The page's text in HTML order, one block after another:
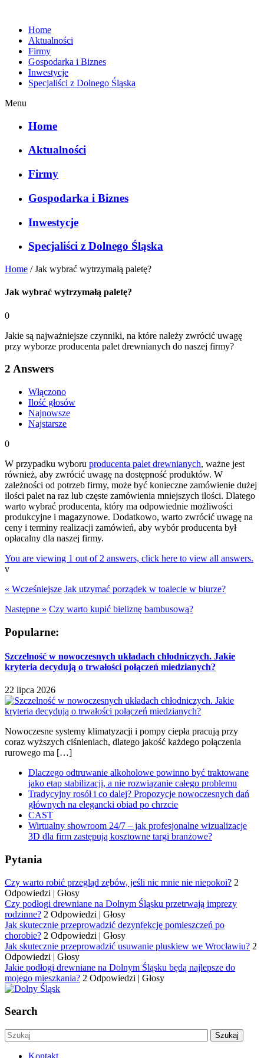
Home
Aktualności
Firmy
Gospodarka i Biznes
Inwestycje
Specjaliści z Dolnego Śląska
Menu
Home
Aktualności
Firmy
Gospodarka i Biznes
Inwestycje
Specjaliści z Dolnego Śląska
Home /Jak wybrać wytrzymałą paletę?
Jak wybrać wytrzymałą paletę?
0
Jakie są najważniejsze czynniki, na które należy zwrócić uwagę
przy wyborze producenta palet drewnianych do naszej firmy?
2 Answers
Włączono
Ilość głosów
Najnowsze
Najstarsze
0
W przypadku wyboru producenta palet drewnianych, ważne jest
również, aby zwrócić uwagę na dostępność produktów. W
zależności od potrzeb firmy, może być konieczne zamówienie dużej
ilości palet na raz lub częste zamówienia mniejszych ilości. Dlatego
warto wybrać producenta, który ma odpowiednie możliwości
produkcyjne i magazynowe. Dodatkowo, warto zwrócić uwagę na
ceny i terminy realizacji zamówień, aby wybór producenta był
opłacalny dla naszej firmy.
You are viewing 1 out of 2 answers, click here to view all answers.
v
« Wcześniejsze Jak utzymać porządek w toalecie w biurze?
Następne » Czy warto kupić bieliznę bambusową?
Popularne:
Szczelność w nowoczesnych układach chłodniczych. Jakie
kryteria decydują o trwałości połączeń miedzianych?
22 lipca 2026
Nowoczesne systemy klimatyzacji i pompy ciepła pracują przy
coraz wyższych ciśnieniach, dlatego jakość każdego połączenia
rurowego ma […]
Dlaczego odtruwanie alkoholowe powinno być traktowane
jako etap stabilizacji, a nie rozwiązanie całego problemu
Tradycyjny rosół i co dalej? Propozycje nowoczesnych dań
głównych na elegancki obiad po chrzcie
CAST
Wirtualny showroom 24/7 – jak profesjonalne wizualizacje
3D dla firm zastępują kosztowne targi branżowe?
Pytania
Czy warto robić przegląd zębów, jeśli nic mnie nie niepokoi? 2
Odpowiedzi | Głosy
Czy podłogi drewniane na Dolnym Śląsku przetrwają imprezy
rodzinne? 2 Odpowiedzi | Głosy
Jak skutecznie przeprowadzić dezynfekcję pomieszczeń po
chorobie? 2 Odpowiedzi | Głosy
Jak skutecznie przeprowadzić usuwanie pluskiew we Wrocławiu? 2
Odpowiedzi | Głosy
Jakie podłogi drewniane na Dolnym Śląsku będą najlepsze do
mojego mieszkania? 2 Odpowiedzi | Głosy
Search
Kontakt